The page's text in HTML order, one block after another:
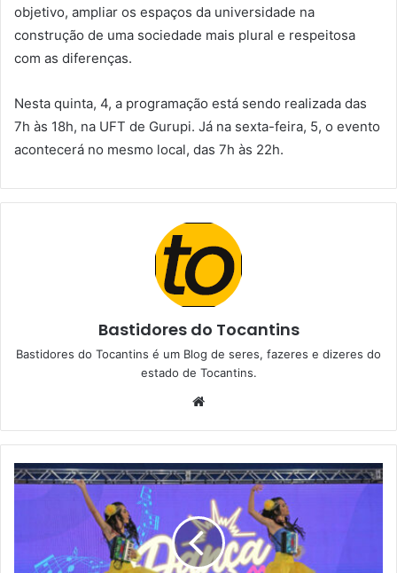
objetivo, ampliar os espaços da universidade na
construção de uma sociedade mais plural e respeitosa
com as diferenças.
Nesta quinta, 4, a programação está sendo realizada das
7h às 18h, na UFT de Gurupi. Já na sexta-feira, 5, o evento
acontecerá no mesmo local, das 7h às 22h.
Bastidores do Tocantins
Bastidores do Tocantins é um Blog de seres, fazeres e dizeres do
estado de Tocantins.
b
s
i
e